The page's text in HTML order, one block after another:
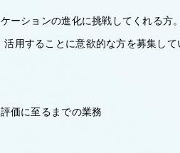
ーションの進化に挑戦してくれる方
用することに意欲的な方を募集して
価に至るまでの業務